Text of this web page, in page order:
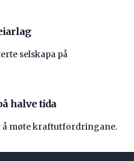
selskapa på
halve tida
møte kraftutfordringane.